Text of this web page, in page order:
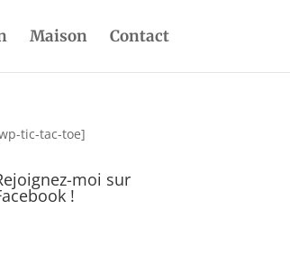
Maison Contact
tic-tac-toe]
moi sur
!